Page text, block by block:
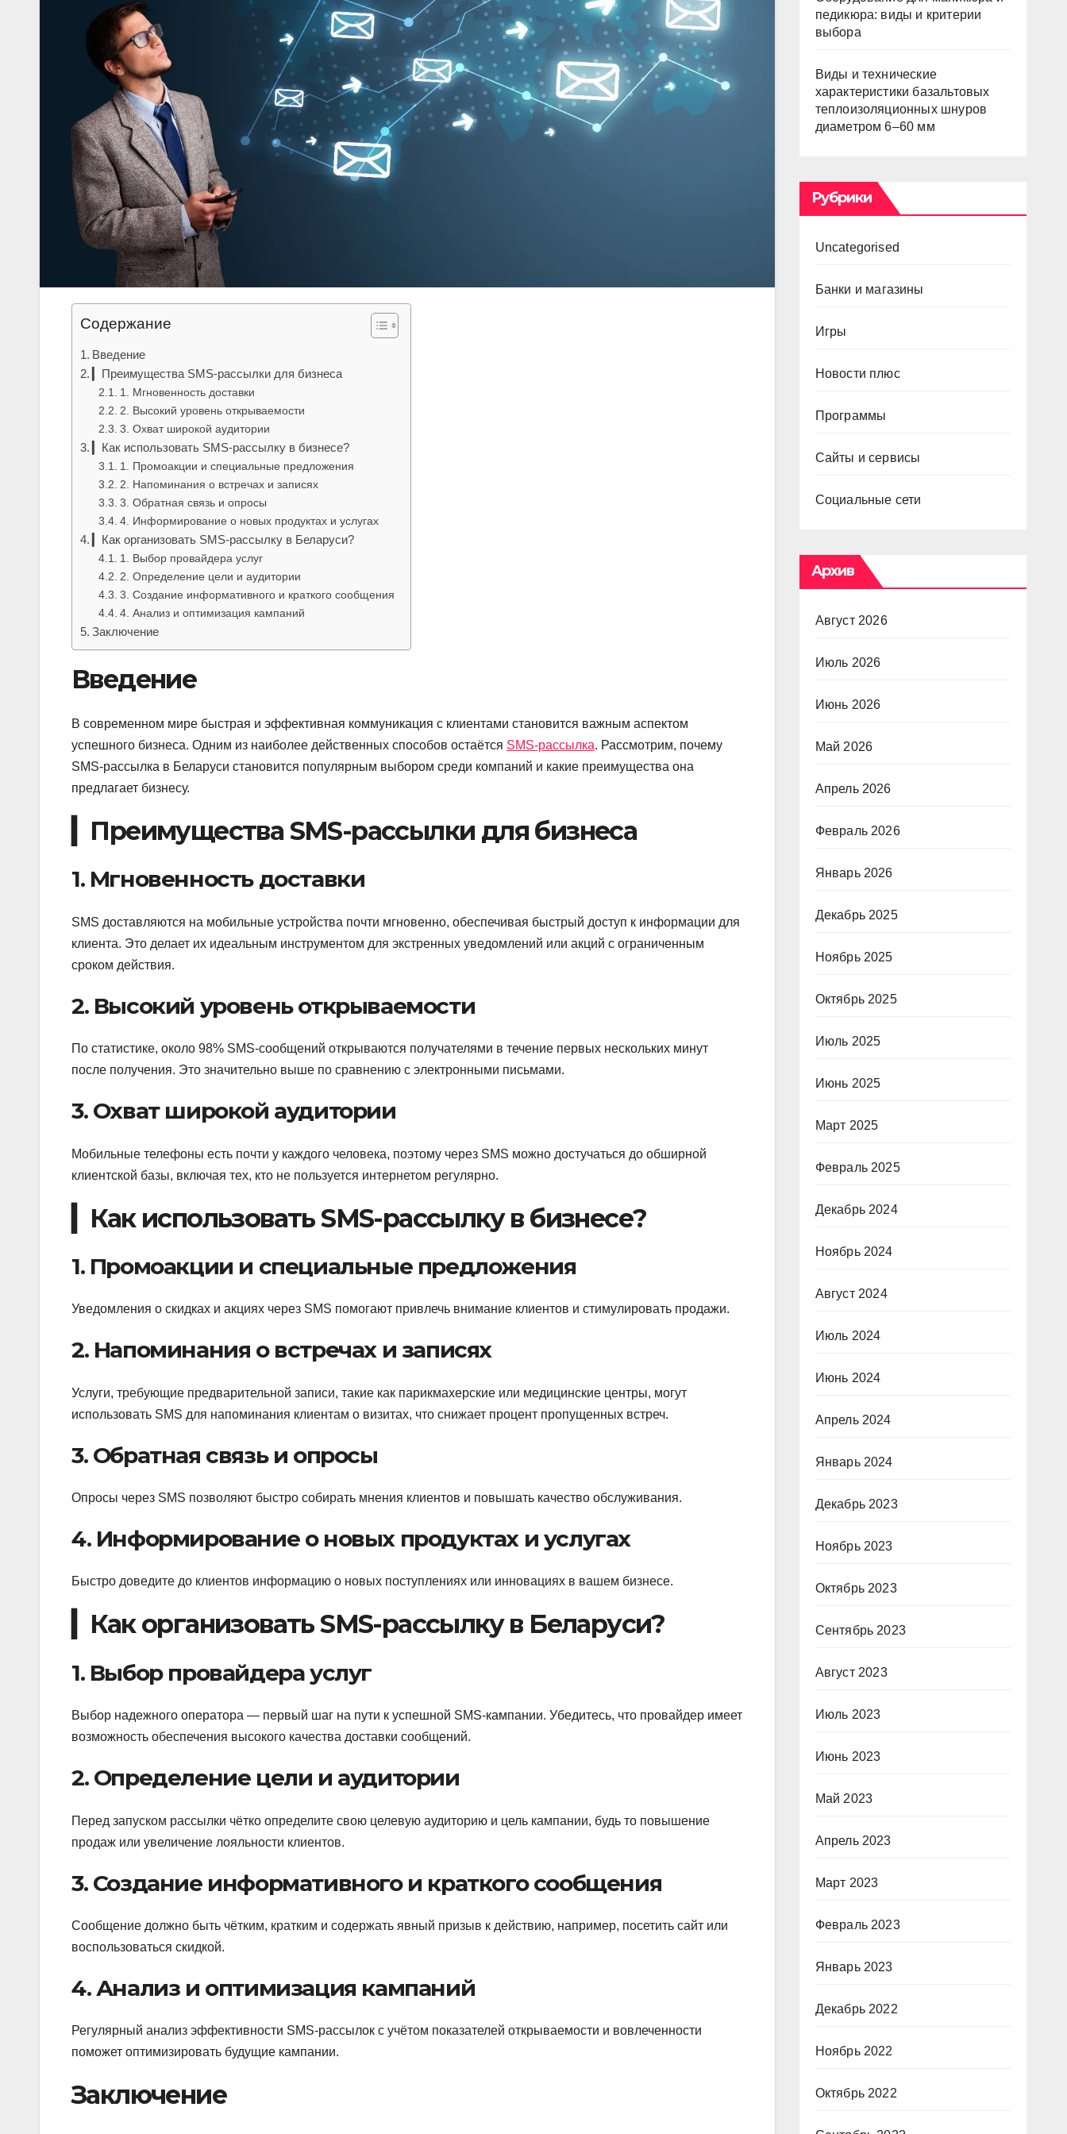
Содержание
Введение
▎Преимущества SMS-рассылки для бизнеса
1. Мгновенность доставки
2. Высокий уровень открываемости
3. Охват широкой аудитории
▎Как использовать SMS-рассылку в бизнесе?
1. Промоакции и специальные предложения
2. Напоминания о встречах и записях
3. Обратная связь и опросы
4. Информирование о новых продуктах и услугах
▎Как организовать SMS-рассылку в Беларуси?
1. Выбор провайдера услуг
2. Определение цели и аудитории
3. Создание информативного и краткого сообщения
4. Анализ и оптимизация кампаний
Заключение
Введение
В современном мире быстрая и эффективная коммуникация с клиентами становится важным аспектом
успешного бизнеса. Одним из наиболее действенных способов остаётся SMS-рассылка. Рассмотрим, почему
SMS-рассылка в Беларуси становится популярным выбором среди компаний и какие преимущества она
предлагает бизнесу.
▎Преимущества SMS-рассылки для бизнеса
1. Мгновенность доставки
SMS доставляются на мобильные устройства почти мгновенно, обеспечивая быстрый доступ к информации для
клиента. Это делает их идеальным инструментом для экстренных уведомлений или акций с ограниченным
сроком действия.
2. Высокий уровень открываемости
По статистике, около 98% SMS-сообщений открываются получателями в течение первых нескольких минут
после получения. Это значительно выше по сравнению с электронными письмами.
3. Охват широкой аудитории
Мобильные телефоны есть почти у каждого человека, поэтому через SMS можно достучаться до обширной
клиентской базы, включая тех, кто не пользуется интернетом регулярно.
▎Как использовать SMS-рассылку в бизнесе?
1. Промоакции и специальные предложения
Уведомления о скидках и акциях через SMS помогают привлечь внимание клиентов и стимулировать продажи.
2. Напоминания о встречах и записях
Услуги, требующие предварительной записи, такие как парикмахерские или медицинские центры, могут
использовать SMS для напоминания клиентам о визитах, что снижает процент пропущенных встреч.
3. Обратная связь и опросы
Опросы через SMS позволяют быстро собирать мнения клиентов и повышать качество обслуживания.
4. Информирование о новых продуктах и услугах
Быстро доведите до клиентов информацию о новых поступлениях или инновациях в вашем бизнесе.
▎Как организовать SMS-рассылку в Беларуси?
1. Выбор провайдера услуг
Выбор надежного оператора — первый шаг на пути к успешной SMS-кампании. Убедитесь, что провайдер имеет
возможность обеспечения высокого качества доставки сообщений.
2. Определение цели и аудитории
Перед запуском рассылки чётко определите свою целевую аудиторию и цель кампании, будь то повышение
продаж или увеличение лояльности клиентов.
3. Создание информативного и краткого сообщения
Сообщение должно быть чётким, кратким и содержать явный призыв к действию, например, посетить сайт или
воспользоваться скидкой.
4. Анализ и оптимизация кампаний
Регулярный анализ эффективности SMS-рассылок с учётом показателей открываемости и вовлеченности
поможет оптимизировать будущие кампании.
Заключение
педикюра: виды и критерии
выбора
Виды и технические
характеристики базальтовых
теплоизоляционных шнуров
диаметром 6–60 мм
Рубрики
Uncategorised
Банки и магазины
Игры
Новости плюс
Программы
Сайты и сервисы
Социальные сети
Архив
Август 2026
Июль 2026
Июнь 2026
Май 2026
Апрель 2026
Февраль 2026
Январь 2026
Декабрь 2025
Ноябрь 2025
Октябрь 2025
Июль 2025
Июнь 2025
Март 2025
Февраль 2025
Декабрь 2024
Ноябрь 2024
Август 2024
Июль 2024
Июнь 2024
Апрель 2024
Январь 2024
Декабрь 2023
Ноябрь 2023
Октябрь 2023
Сентябрь 2023
Август 2023
Июль 2023
Июнь 2023
Май 2023
Апрель 2023
Март 2023
Февраль 2023
Январь 2023
Декабрь 2022
Ноябрь 2022
Октябрь 2022